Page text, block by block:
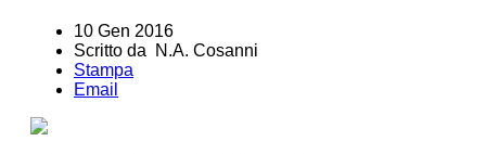
10 Gen 2016
Scritto da N.A. Cosanni
Stampa
Email